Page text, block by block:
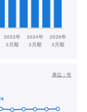
単位： 年